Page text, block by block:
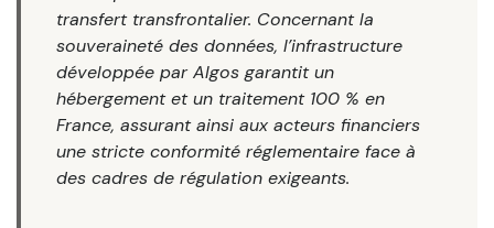
transfert transfrontalier. Concernant la
souveraineté des données, l’infrastructure
développée par Algos garantit un
hébergement et un traitement 100 % en
France, assurant ainsi aux acteurs financiers
une stricte conformité réglementaire face à
des cadres de régulation exigeants.